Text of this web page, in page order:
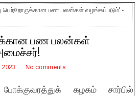
பெற்றோருக்கான பண பலன்கள் வழங்கப்படும்' -
பண பலன்கள்
2023 No comments
போக்குவரத்துக் கழகம் சார்பில்